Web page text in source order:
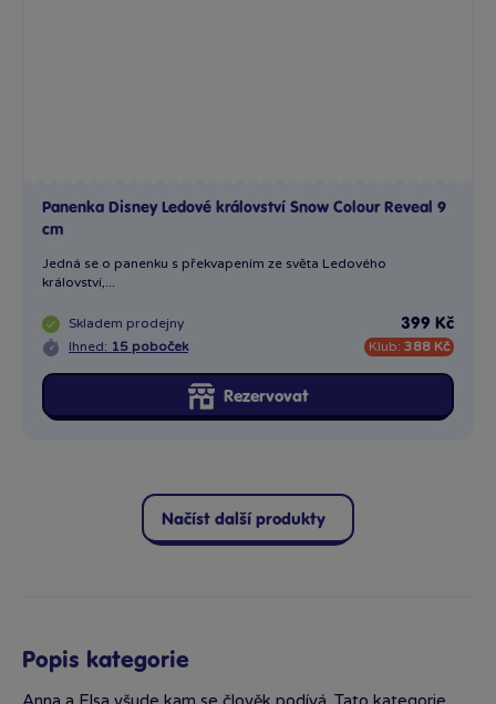
Panenka Disney Ledové království Snow Colour Reveal 9
cm
Jedná se o panenku s překvapením ze světa Ledového
království,...
Skladem prodejny
Ihned: 15 poboček
399 Kč
Klub: 388 Kč
Rezervovat
Načíst další produkty
Popis kategorie